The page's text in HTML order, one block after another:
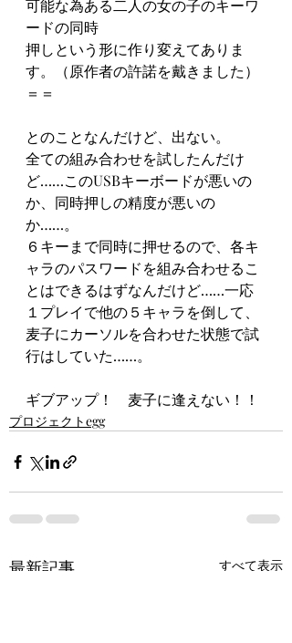
可能な為ある二人の女の子のキーワ
ードの同時
押しという形に作り変えてありま
す。（原作者の許諾を戴きました）
＝＝
とのことなんだけど、出ない。
全ての組み合わせを試したんだけ
ど……このUSBキーボードが悪いの
か、同時押しの精度が悪いの
か……。
６キーまで同時に押せるので、各キ
ャラのパスワードを組み合わせるこ
とはできるはずなんだけど……一応
１プレイで他の５キャラを倒して、
麦子にカーソルを合わせた状態で試
行はしていた……。
ギブアップ！　麦子に逢えない！！
プロジェクトegg
最新記事 すべて表示